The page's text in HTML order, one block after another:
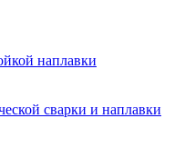
наплавки
сварки и наплавки